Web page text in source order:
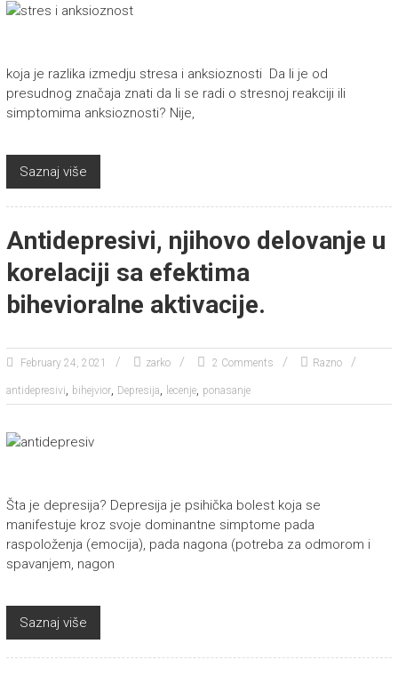
koja je razlika izmedju stresa i anksioznosti Da li je od
presudnog značaja znati da li se radi o stresnoj reakciji ili
simptomima anksioznosti? Nije,
Saznaj više
Antidepresivi, njihovo delovanje u
korelaciji sa efektima
bihevioralne aktivacije.
February 24, 2021 zarko 2 Comments Razno
antidepresivi, bihejvior, Depresija, lecenje, ponasanje
Šta je depresija? Depresija je psihička bolest koja se
manifestuje kroz svoje dominantne simptome pada
raspoloženja (emocija), pada nagona (potreba za odmorom i
spavanjem, nagon
Saznaj više